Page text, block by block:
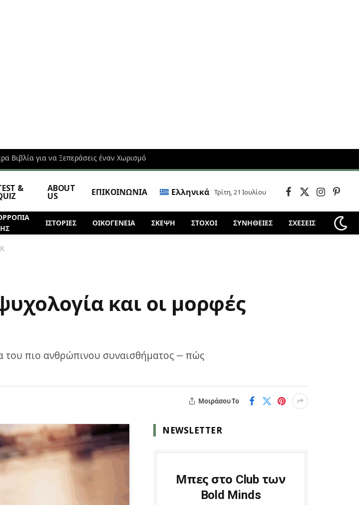
Βιβλία για να Ξεπεράσεις έναν Χωρισμό
& ABOUT
US ΕΠΙΚΟΙΝΩΝΙΑ Ελληνικά Τρίτη, 21 Ιουλίου Facebook
X
Instagram
ΙΣΤΟΡΊΕΣ ΟΙΚΟΓΕΝΕΙΑ ΣΚΈΨΗ ΣΤΌΧΟΙ ΣΥΝΗΘΕΙΕΣ ΣΧΕΣΕΙΣ
και οι μορφές
του πιο ανθρώπινου συναισθήματος — πώς
Μοιράσου Το
NEWSLETTER
Μπες στο Club των
Bold Minds